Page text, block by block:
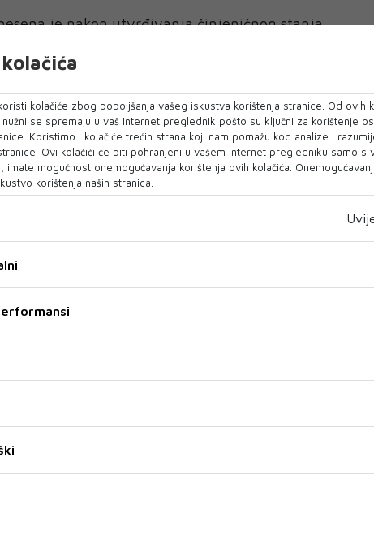
je nakon utvrđivanja činjeničnog stanja
šteti na stambenim objektima, ali i
od strane Grada Konjica koji će pored stručno-
pomoći u cilju bržeg pribavljanja i
za kupovinu zemljišta ili građenja,
izgradnje stambenih objekata,
je iz Pomozi.ba.
tri opcije za rješavanje stambenog pitanja,
stambenog objekta - nekretnine, kupovina
stambenog objekta ili izgradnja stambenog
zemljištu a koje je u vlasništvu Primaoca
ugovoru o donaciji, a pored
donacije, te porodica koje su Primaoci
strana je Grad Konjic. Ugovori su potpisani
Pomozi.ba organizacije Elvira Karalića, potom
a u ime Grada Konjica ugovore je
Konjica Osman Ćatić.
smo cifru od tri miliona konvertibilnih
u novcu prema porodicama pogođenim
donacije u građevinskom materijalu,
vlage, HTZ opreme, šlaufa za vodu,
kolačiće zbog poboljšanja vašeg iskustva korištenja stranice. Od ovih
se spremaju u vaš Internet preglednik pošto su ključni za korištenje
Koristimo i kolačiće trećih strana koji nam pomažu kod analize i
Ovi kolačići će biti pohranjeni u vašem Internet pregledniku samo s
imate mogućnost onemogućavanja korištenja ovih kolačića.
korištenja naših stranica.